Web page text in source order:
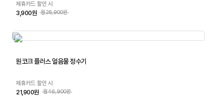
제휴카드 할인 시
3,900원 월28,900원
원코크 플러스 얼음물 정수기
제휴카드 할인 시
21,900원 월46,900원